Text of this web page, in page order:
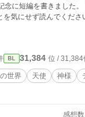
念に短編を書きました
気にせず読んでくださ
BL 31,384 位 / 31,384
世界 天使 神様
感想